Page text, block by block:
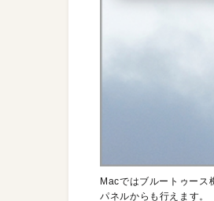
Macではブルートゥース
パネルからも行えます。